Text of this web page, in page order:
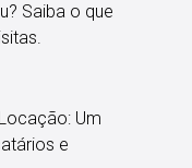
Saiba o que
Um
e